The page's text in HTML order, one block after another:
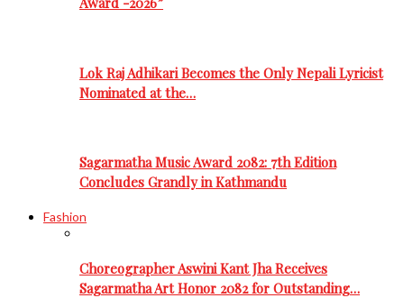
Lok Raj Adhikari Becomes the Only Nepali Lyricist
Nominated at the…
Sagarmatha Music Award 2082: 7th Edition
Concludes Grandly in Kathmandu
Fashion
Choreographer Aswini Kant Jha Receives
Sagarmatha Art Honor 2082 for Outstanding…